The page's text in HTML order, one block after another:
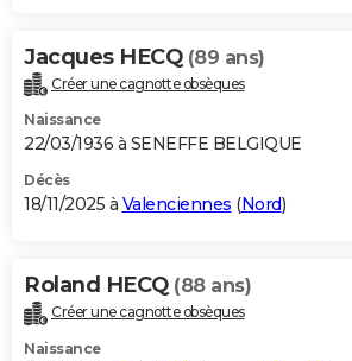
Jacques HECQ (89 ans)
Créer une cagnotte obsèques
Naissance
22/03/1936 à SENEFFE BELGIQUE
Décès
18/11/2025 à Valenciennes (Nord)
Roland HECQ (88 ans)
Créer une cagnotte obsèques
Naissance